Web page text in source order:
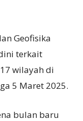
Geofisika
terkait
wilayah di
5 Maret 2025.
bulan baru